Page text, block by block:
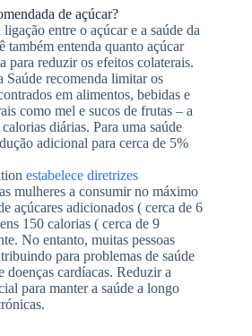
de açúcar?
entre o açúcar e a saúde da
também entenda quanto açúcar
para reduzir os efeitos colaterais.
recomenda limitar os
em alimentos, bebidas e
como mel e sucos de frutas – a
diárias. Para uma saúde
adicional para cerca de 5%
estabelece diretrizes
mulheres a consumir no máximo
açúcares adicionados ( cerca de 6
150 calorias ( cerca de 9
No entanto, muitas pessoas
para problemas de saúde
doenças cardíacas. Reduzir a
para manter a saúde a longo